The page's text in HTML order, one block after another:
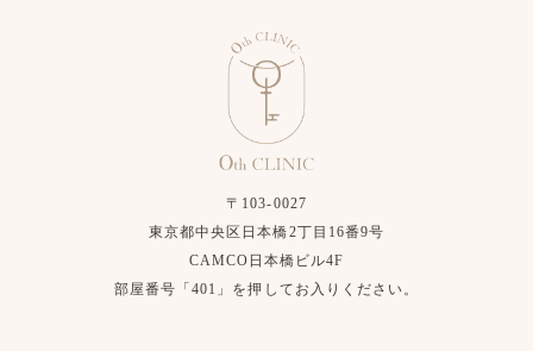
〒103-0027
東京都中央区日本橋2丁目16番9号
CAMCO日本橋ビル4F
部屋番号「401」を押してお入りください。